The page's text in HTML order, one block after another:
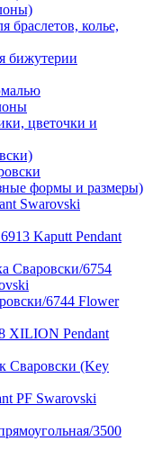
браслетов, колье,
бижутерии
цветочки и
формы и размеры)
Swarovski
Kaputt Pendant
Сваровски/6754
6744 Flower
XILION Pendant
Сваровски (Key
PF Swarovski
3500